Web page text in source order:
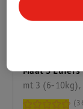
Maat 3 Luiers
mt 3 (6-10kg),